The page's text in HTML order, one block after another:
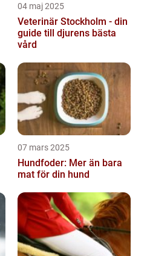
04 maj 2025
Veterinär Stockholm - din
guide till djurens bästa
vård
07 mars 2025
Hundfoder: Mer än bara
mat för din hund